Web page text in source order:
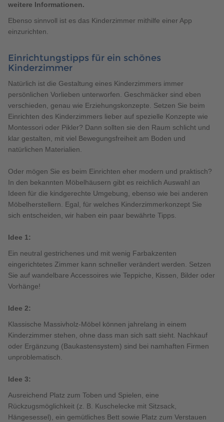
weitere Informationen.
Ebenso sinnvoll ist es das Kinderzimmer mithilfe einer App
einzurichten.
Einrichtungstipps für ein schönes
Kinderzimmer
Natürlich ist die Gestaltung eines Kinderzimmers immer
persönlichen Vorlieben unterworfen. Geschmäcker sind eben
verschieden, genau wie Erziehungskonzepte. Setzen Sie beim
Einrichten des Kinderzimmers lieber auf spezielle Konzepte wie
Montessori oder Pikler? Dann sollten sie den Raum schlicht und
klar gestalten, mit viel Bewegungsfreiheit am Boden und
natürlichen Materialien.
Oder mögen Sie es beim Einrichten eher modern und praktisch?
In den bekannten Möbelhäusern gibt es reichlich Auswahl an
Ideen für die kindgerechte Umgebung, ebenso wie bei anderen
Möbelherstellern. Egal, für welches Kinderzimmerkonzept Sie
sich entscheiden, wir haben ein paar bewährte Tipps.
Idee 1:
Ein neutral gestrichenes und mit wenig Farbakzenten
eingerichtetes Zimmer kann schneller verändert werden. Setzen
Sie auf wandelbare Accessoires wie Teppiche, Kissen, Bilder oder
Vorhänge!
Idee 2:
Klassische Massivholz-Möbel können jahrelang in einem
Kinderzimmer stehen, ohne dass man sich satt sieht. Nachkauf
oder Ergänzung (Baukastensystem) sind bei namhaften Firmen
unproblematisch.
Idee 3:
Ausreichend Platz zum Toben und Spielen, eine
Rückzugsmöglichkeit (z. B. Kuschelecke mit Sitzsack,
Hängesessel), ein gemütliches Bett sowie Platz zum Verstauen